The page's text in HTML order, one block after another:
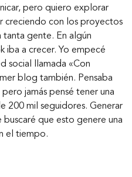
pero quiero explorar
creciendo con los proyectos
tanta gente. En algún
iba a crecer. Yo empecé
social llamada «Con
blog también. Pensaba
jamás pensé tener una
200 mil seguidores. Generar
que esto genere una
el tiempo.